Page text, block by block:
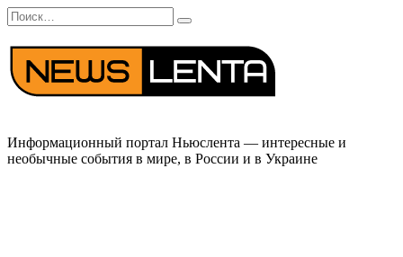
Перейти
к
содержанию
Search
for:
Информационный портал Ньюслента — интересные и
необычные события в мире, в России и в Украине